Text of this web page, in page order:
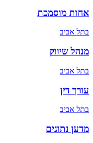
אחות מוסמכת
בתל אביב
מנהל שיווק
בתל אביב
עורך דין
בתל אביב
מדען נתונים